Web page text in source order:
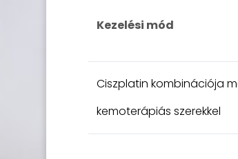
Kezelési mód
Ciszplatin kombinációja
kemoterápiás szerekkel